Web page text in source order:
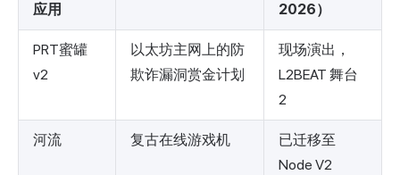
应用
2026）
PRT蜜罐
v2
以太坊主网上的防
欺诈漏洞赏金计划
现场演出，
L2BEAT 舞台
2
河流 复古在线游戏机
已迁移至
Node V2